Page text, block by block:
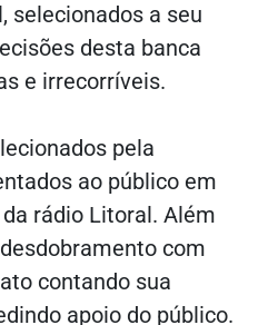
selecionados a seu
desta banca
e irrecorríveis.
pela
ao público em
rádio Litoral. Além
com
contando sua
apoio do público.